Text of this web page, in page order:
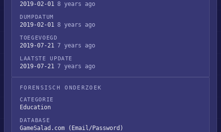
2019-02-01 8 years ago
DUMPDATUM
2019-02-01 8 years ago
TOEGEVOEGD
2019-07-21 7 years ago
LAATSTE UPDATE
2019-07-21 7 years ago
FORENSISCH ONDERZOEK
CATEGORIE
Education
DATABASE
GameSalad.com (Email/Password)